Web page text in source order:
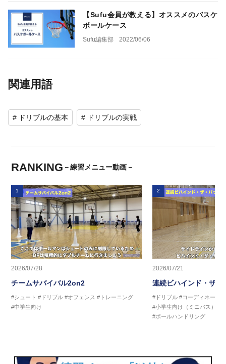
【Sufu会員が教える】オススメのバスケ
ボールケース
Sufu編集部 2022/06/06
関連用語
# ドリブルの基本 # ドリブルの実戦
RANKING －練習メニュー動画－
1
2026/07/28
チームサバイバル2on2
#シュート #ドリブル #オフェンス #トレーニング
#中学生向け
2
2026/07/21
連続ビハインド・ザ・
#ドリブル #コーディネーシ
#小学生向け（ミニバス）
#ボールハンドリング